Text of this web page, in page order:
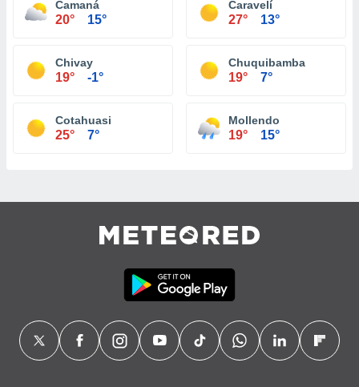
Camaná
20° 15°
Caravelí
27° 13°
Chivay
19° -1°
Chuquibamba
19° 7°
Cotahuasi
25° 7°
Mollendo
19° 15°